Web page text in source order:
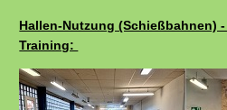
Hallen-Nutzung (Schießbahnen)
Training: